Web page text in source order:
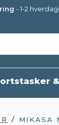
- 1-2
/ MIKASA